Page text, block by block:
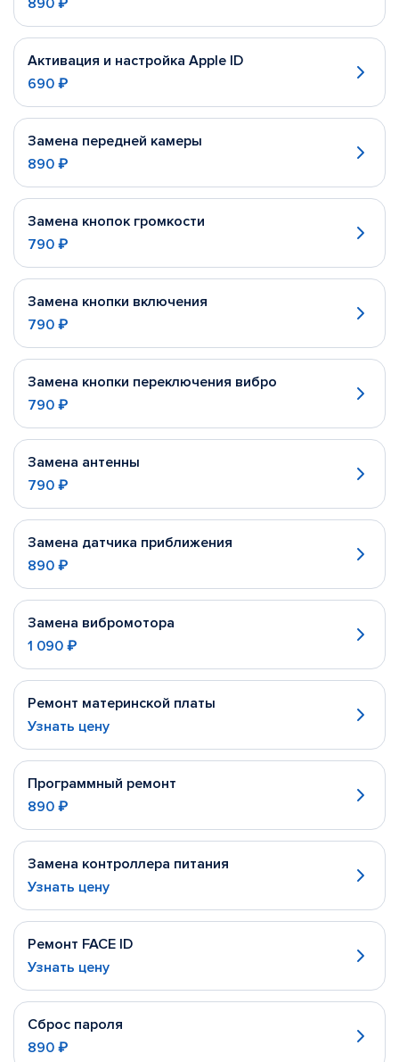
890 ₽
Активация и настройка Apple ID
690 ₽
Замена передней камеры
890 ₽
Замена кнопок громкости
790 ₽
Замена кнопки включения
790 ₽
Замена кнопки переключения вибро
790 ₽
Замена антенны
790 ₽
Замена датчика приближения
890 ₽
Замена вибромотора
1 090 ₽
Ремонт материнской платы
Узнать цену
Программный ремонт
890 ₽
Замена контроллера питания
Узнать цену
Ремонт FACE ID
Узнать цену
Сброс пароля
890 ₽